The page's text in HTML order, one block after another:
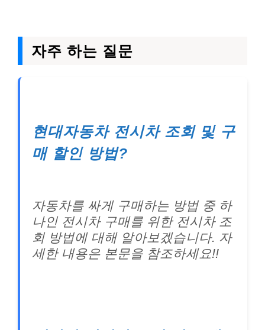
자주 하는 질문
현대자동차 전시차 조회 및 구
매 할인 방법?
자동차를 싸게 구매하는 방법 중 하
나인 전시차 구매를 위한 전시차 조
회 방법에 대해 알아보겠습니다. 자
세한 내용은 본문을 참조하세요!!